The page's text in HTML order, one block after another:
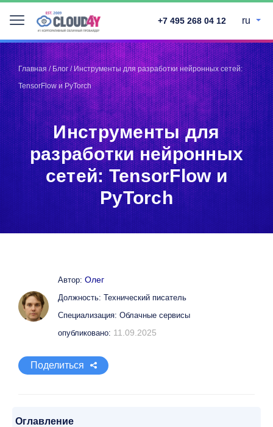
+7 495 268 04 12 ru
Главная/Блог/Инструменты для разработки нейронных сетей:
TensorFlow и PyTorch
Инструменты для
разработки нейронных
сетей: TensorFlow и
PyTorch
Автор: Олег
Должность: Технический писатель
Специализация: Облачные сервисы
опубликовано: 11.09.2025
Поделиться
Telegram
Запинить
Твитнуть
LinkedIn
Facebook
ВКонтакте
Оглавление
Telegram
Запинить
Твитнуть
LinkedIn
Facebook
ВКонтакте